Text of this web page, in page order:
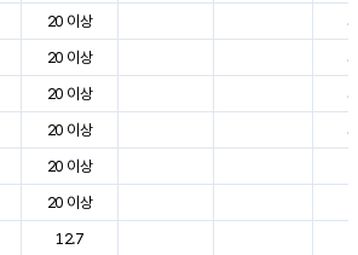
20 이상
20 이상
20 이상
20 이상
20 이상
20 이상
12.7